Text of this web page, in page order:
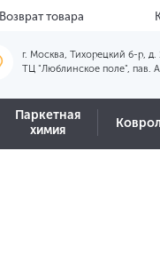
Возврат товара
г. Москва, Тихорецкий б-р, д.
ТЦ "Люблинское поле", пав.
Паркетная
химия